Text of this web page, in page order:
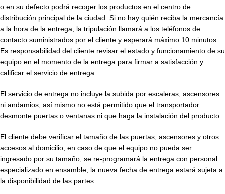
o en su defecto podrá recoger los productos en el centro de
distribución principal de la ciudad. Si no hay quién reciba la mercancía
a la hora de la entrega, la tripulación llamará a los teléfonos de
contacto suministrados por el cliente y esperará máximo 10 minutos.
Es responsabilidad del cliente revisar el estado y funcionamiento de su
equipo en el momento de la entrega para firmar a satisfacción y
calificar el servicio de entrega.
El servicio de entrega no incluye la subida por escaleras, ascensores
ni andamios, así mismo no está permitido que el transportador
desmonte puertas o ventanas ni que haga la instalación del producto.
El cliente debe verificar el tamaño de las puertas, ascensores y otros
accesos al domicilio; en caso de que el equipo no pueda ser
ingresado por su tamaño, se re-programará la entrega con personal
especializado en ensamble; la nueva fecha de entrega estará sujeta a
la disponibilidad de las partes.